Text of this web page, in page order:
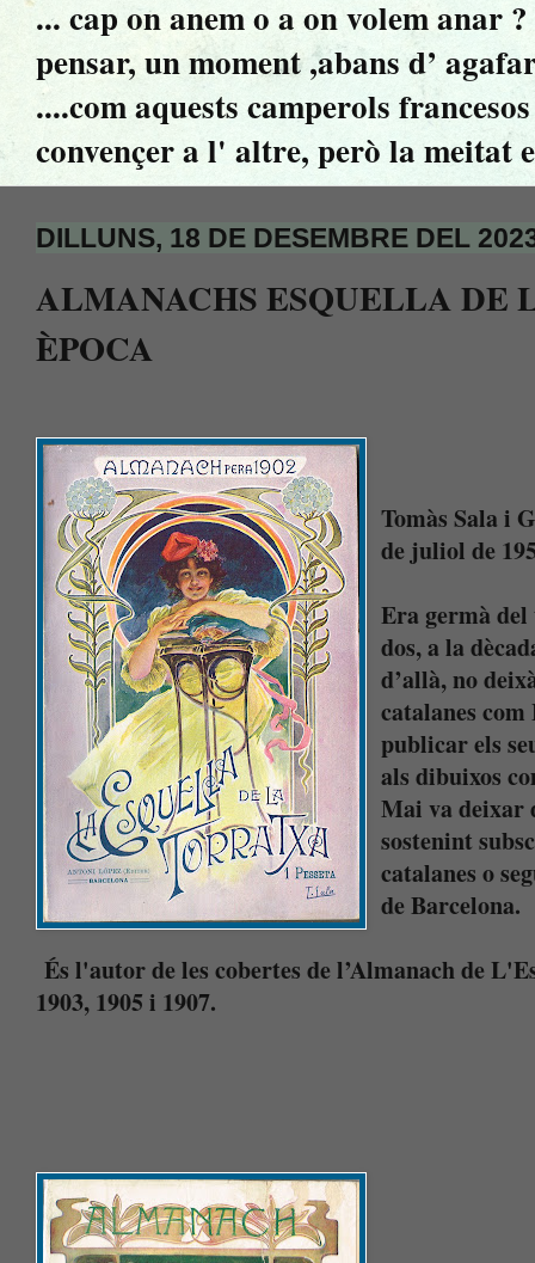
... cap on anem o a on volem anar
pensar, un moment ,abans d’
....com aquests camperols
convençer a l' altre, però la meitat
DILLUNS, 18 DE DESEMBRE DEL
ALMANACHS ESQUELLA DE
ÈPOCA
Tomàs Sala i
de juliol de
Era germà
dos, a la
d’allà, no
catalanes
publicar els
als dibuixos
Mai va deixar
sostenint
catalanes o
de Barcelona.
És l'autor de les cobertes de l’Almanach de
1903, 1905 i 1907.